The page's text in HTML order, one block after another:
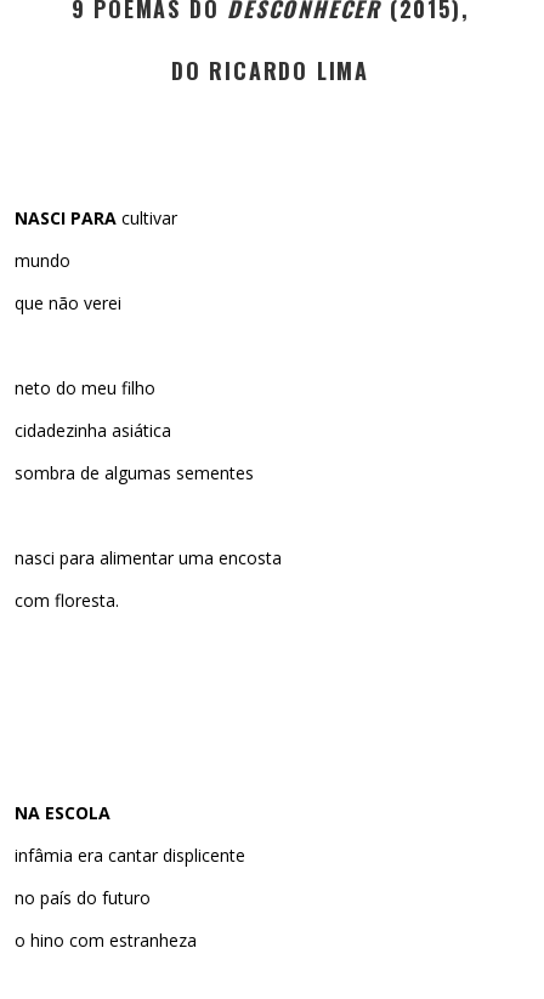
9 POEMAS DO DESCONHECER (2015),
DO RICARDO LIMA
NASCI PARA cultivar
mundo
que não verei
neto do meu filho
cidadezinha asiática
sombra de algumas sementes
nasci para alimentar uma encosta
com floresta.
NA ESCOLA
infâmia era cantar displicente
no país do futuro
o hino com estranheza